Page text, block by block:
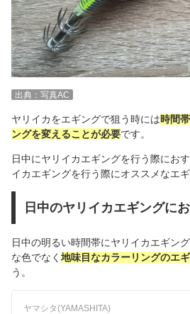
出典：写真AC
ヤリイカをエギングで狙う時には時間
ングを変えることが必要です。
日中にヤリイカエギングを行う際にお
イカエギングを行う際にオススメなエ
日中のヤリイカエギングに
日中の明るい時間帯にヤリイカエギン
な色でなく 地味目なカラーリングのエ
う。
ヤマシタ(YAMASHITA)